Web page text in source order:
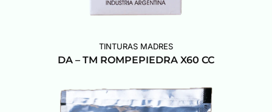
TINTURAS MADRES
DA – TM ROMPEPIEDRA X60 CC